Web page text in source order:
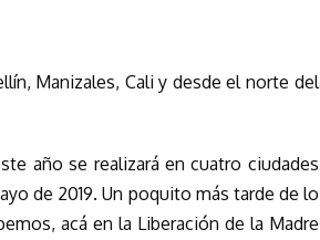
Manizales, Cali y desde el norte del
año se realizará en cuatro ciudades
de 2019. Un poquito más tarde de lo
acá en la Liberación de la Madre